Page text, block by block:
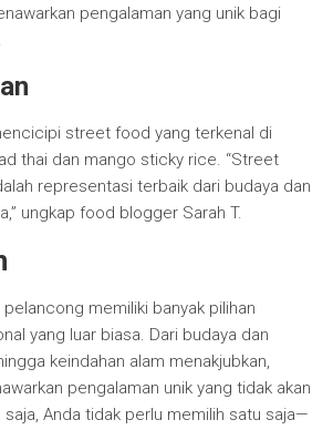
pengalaman yang unik bagi
street food yang terkenal di
thai dan mango sticky rice. “Street
representasi terbaik dari budaya dan
ungkap food blogger Sarah T.
pelancong memiliki banyak pilihan
yang luar biasa. Dari budaya dan
keindahan alam menakjubkan,
pengalaman unik yang tidak akan
saja, Anda tidak perlu memilih satu saja—